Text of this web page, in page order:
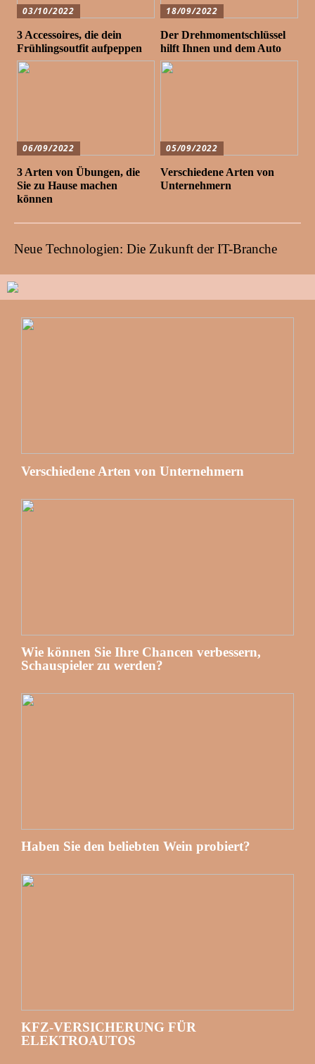
03/10/2022
3 Accessoires, die dein
Frühlingsoutfit aufpeppen
18/09/2022
Der Drehmomentschlüssel
hilft Ihnen und dem Auto
06/09/2022
3 Arten von Übungen, die
Sie zu Hause machen
können
05/09/2022
Verschiedene Arten von
Unternehmern
Neue Technologien: Die Zukunft der IT-Branche
Verschiedene Arten von Unternehmern
Wie können Sie Ihre Chancen verbessern,
Schauspieler zu werden?
Haben Sie den beliebten Wein probiert?
KFZ-VERSICHERUNG FÜR
ELEKTROAUTOS